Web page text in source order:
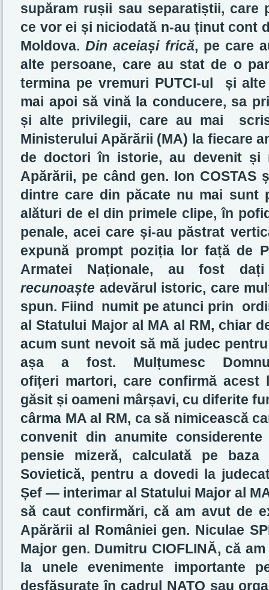
supăram rușii sau separatiștii, care
ce vor ei și niciodată n-au ținut cont
Moldova.Din aceiași frică, pe care
alte persoane, care au stat de o
termina pe vremuri PUTCI-ul și
mai apoi să vină la conducere, sa
și alte privilegii, care au mai
Ministerului Apărării (MA) la fiecare
de doctori în istorie, au devenit și
Apărării, pe când gen. Ion COSTAS
dintre care din păcate nu mai sunt
alături de el din primele clipe, în
penale, acei care și-au păstrat
expună prompt poziția lor față de
Armatei Naționale, au fost
recunoaște adevărul istoric, care
spun. Fiind numit pe atunci prin
al Statului Major al MA al RM, chiar
acum sunt nevoit să mă judec
așa a fost. Mulțumesc
ofițeri martori, care confirmă acest
găsit și oameni mârșavi, cu diferite
cârma MA al RM, ca să nimicească
convenit din anumite
pensie mizeră, calculată pe
Sovietică, pentru a dovedi la
Șef — interimar al Statului Major al
să caut confirmări, că am avut de
Apărării al României gen. Niculae
Major gen. Dumitru CIOFLINĂ, că
la unele evenimente importante
desfășurate în cadrul NATO sau